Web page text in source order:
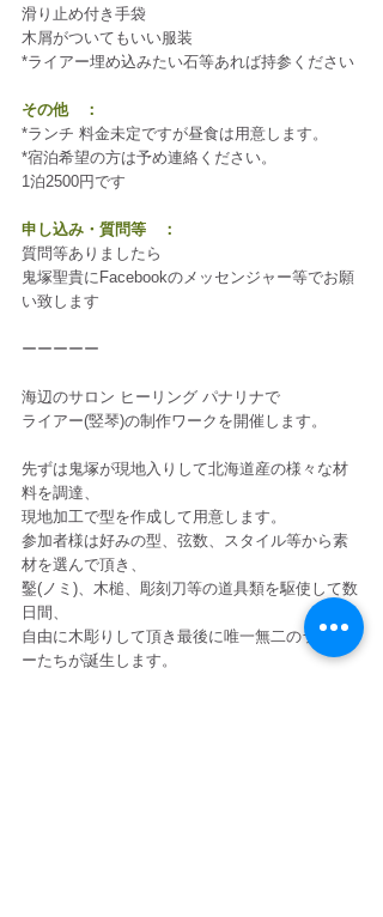
滑り止め付き手袋
木屑がついてもいい服装
*ライアー埋め込みたい石等あれば持参ください
その他　：
*ランチ 料金未定ですが昼食は用意します。
*宿泊希望の方は予め連絡ください。
1泊2500円です
申し込み・質問等　：
質問等ありましたら
鬼塚聖貴にFacebookのメッセンジャー等でお願
い致します
ーーーーー
海辺のサロン ヒーリング パナリナで
ライアー(竪琴)の制作ワークを開催します。
先ずは鬼塚が現地入りして北海道産の様々な材
料を調達、
現地加工で型を作成して用意します。
参加者様は好みの型、弦数、スタイル等から素
材を選んで頂き、
鑿(ノミ)、木槌、彫刻刀等の道具類を駆使して数
日間、
自由に木彫りして頂き最後に唯一無二のライア
ーたちが誕生します。